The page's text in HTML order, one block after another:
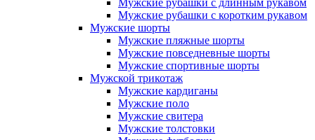
Мужские рубашки с длинным рукавом
Мужские рубашки с коротким рукавом
Мужские шорты
Мужские пляжные шорты
Мужские повседневные шорты
Мужские спортивные шорты
Мужской трикотаж
Мужские кардиганы
Мужские поло
Мужские свитера
Мужские толстовки